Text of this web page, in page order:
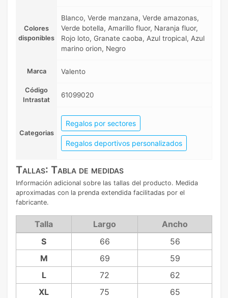
Colores
disponibles
Blanco, Verde manzana, Verde amazonas,
Verde botella, Amarillo fluor, Naranja fluor,
Rojo loto, Granate caoba, Azul tropical, Azul
marino orion, Negro
Marca Valento
Código
Intrastat
61099020
Categorias
Regalos por sectores
Regalos deportivos personalizados
Tallas: Tabla de medidas
Información adicional sobre las tallas del producto. Medida
aproximadas con la prenda extendida facilitadas por el
fabricante.
Talla Largo
Ancho
S
66
56
M
69
59
L
72
62
XL
75
65